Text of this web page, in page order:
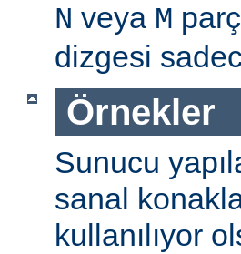
N veya M
dizgesi
Örnekler
Sunucu
sanal
kullanılıyor